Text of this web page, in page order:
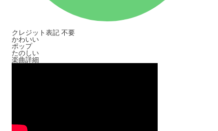
クレジット表記 不要
かわいい
ポップ
たのしい
楽曲詳細